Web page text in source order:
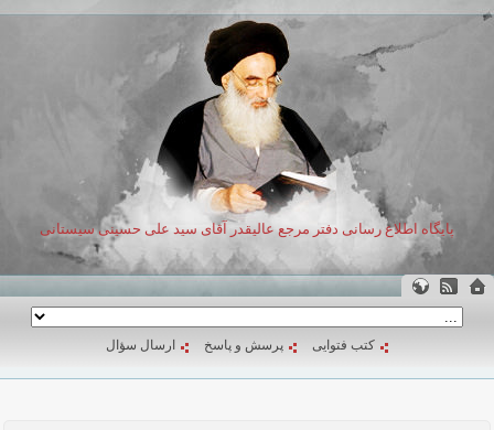
پایگاه اطلاع رسانی دفتر مرجع عالیقدر آقای سید علی حسینی سیستانی
کتب فتوایی پرسش و پاسخ ارسال سؤال